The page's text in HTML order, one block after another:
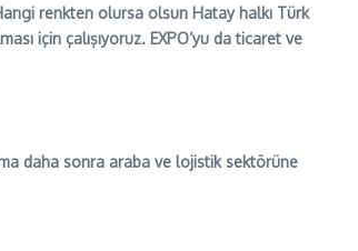
renkten olursa olsun Hatay halkı Türk
için çalışıyoruz. EXPO’yu da ticaret ve
daha sonra araba ve lojistik sektörüne